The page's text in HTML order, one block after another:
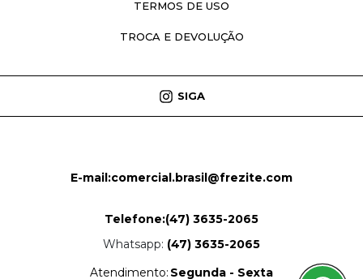
TERMOS DE USO
TROCA E DEVOLUÇÃO
SIGA
E-mail:comercial.brasil@frezite.com
Telefone:(47) 3635-2065
Whatsapp: (47) 3635-2065
Atendimento: Segunda - Sexta